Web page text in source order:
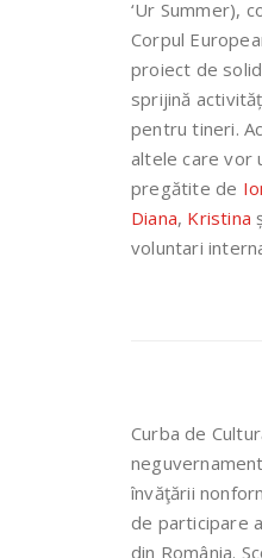
‘Ur Summer),
Corpul
proiect de
sprijină
pentru tineri.
altele care vor
pregătite de
Diana, Kristina
voluntari
Curba de
învăţării
de participare
din România.